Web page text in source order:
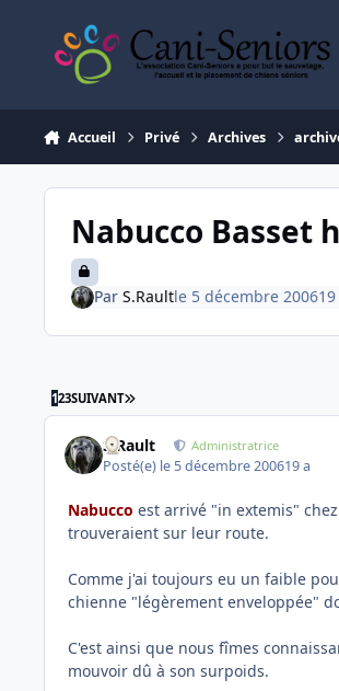
Accueil Privé Archives
Nabucco Basset
Par S.Raultle 5 décembre 200619
123SUIVANT DERNIÈRE PAGE
S.Rault Administratrice
Posté(e) le 5 décembre 200619 a
Nabucco est arrivé "in extemis"
trouveraient sur leur route.
Comme j'ai toujours eu un faible
chienne "légèrement enveloppée"
C'est ainsi que nous fîmes
mouvoir dû à son surpoids.